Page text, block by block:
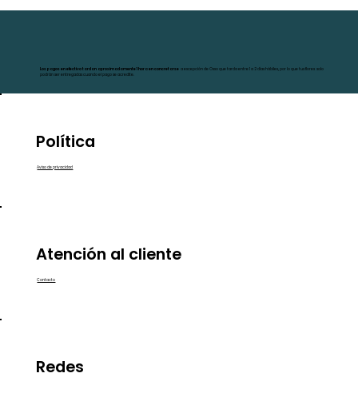
Los pagos en efectivo tardan aproximadamente 1 hora en concretarsea excepción de Oxxo que tarda entre 1 a 2 días hábiles, por lo que tus flores solo
podrán ser entregadas cuando el pago se acredite.
Aviso de privacidad
Política
Redes
Contacto
Atención al cliente